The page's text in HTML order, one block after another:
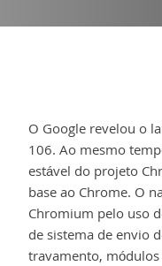
O Google revelou o
106. Ao mesmo
estável do projeto
base ao Chrome. O
Chromium pelo uso
de sistema de envio
travamento,